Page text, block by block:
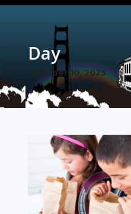
Day
October 10, 2025